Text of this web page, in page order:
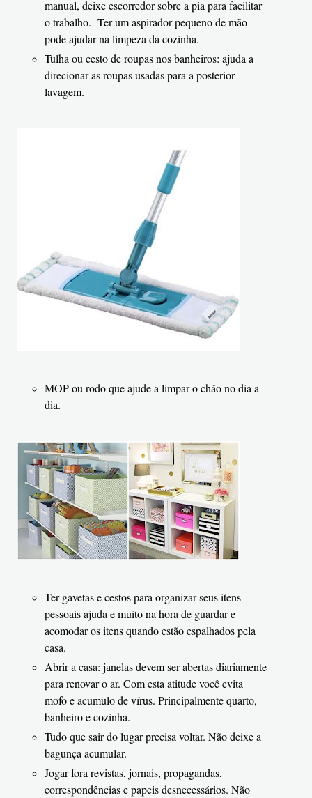
manual, deixe escorredor sobre a pia para facilitar
o trabalho. Ter um aspirador pequeno de mão
pode ajudar na limpeza da cozinha.
Tulha ou cesto de roupas nos banheiros: ajuda a
direcionar as roupas usadas para a posterior
lavagem.
MOP ou rodo que ajude a limpar o chão no dia a
dia.
Ter gavetas e cestos para organizar seus itens
pessoais ajuda e muito na hora de guardar e
acomodar os itens quando estão espalhados pela
casa.
Abrir a casa: janelas devem ser abertas diariamente
para renovar o ar. Com esta atitude você evita
mofo e acumulo de vírus. Principalmente quarto,
banheiro e cozinha.
Tudo que sair do lugar precisa voltar. Não deixe a
bagunça acumular.
Jogar fora revistas, jornais, propagandas,
correspondências e papeis desnecessários. Não